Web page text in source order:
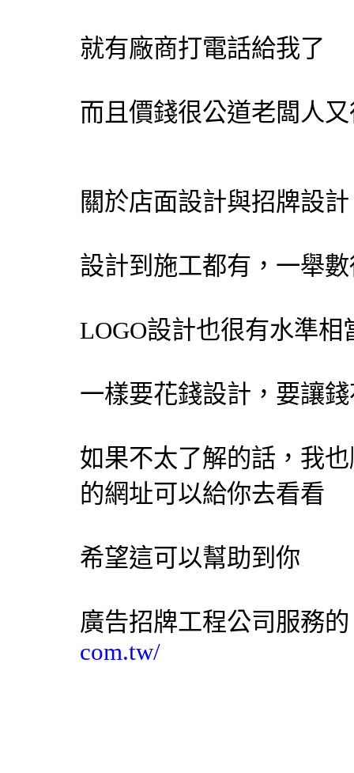
就有廠商打電話給我了
而且價錢很公道老闆人
關於店面設計與招牌設計
設計到施工都有，一舉
LOGO設計也很有水準相
一樣要花錢設計，要讓
如果不太了解的話，我
的網址可以給你去看看
希望這可以幫助到你
廣告招牌工程公司服務
com.tw/